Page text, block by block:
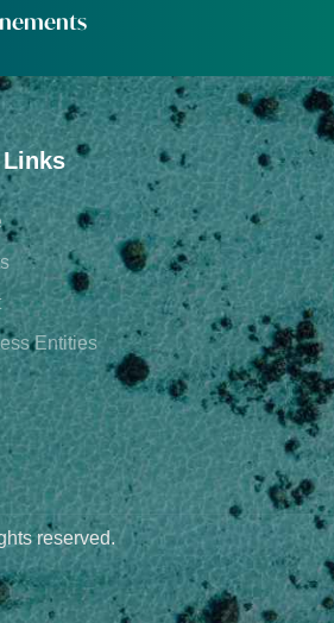
Entities
reserved.